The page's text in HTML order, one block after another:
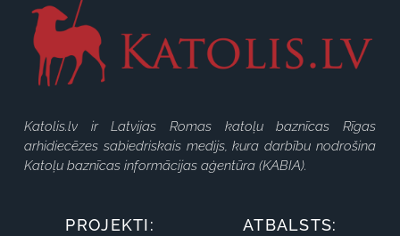
Katolis.lv ir Latvijas Romas katoļu baznīcas Rīgas
arhidiecēzes sabiedriskais medijs, kura darbību nodrošina
Katoļu baznīcas informācijas aģentūra (KABIA).
PROJEKTI: ATBALSTS: